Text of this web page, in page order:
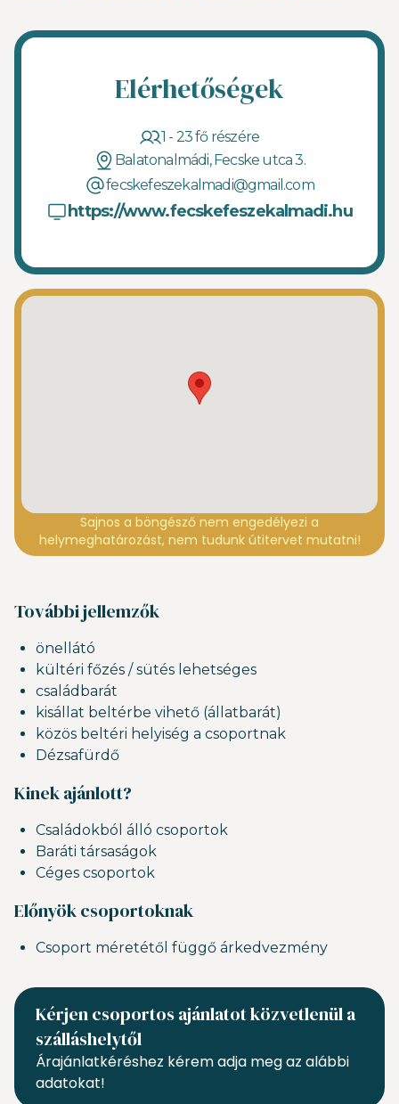
Elérhetőségek
1 - 23 fő részére
Balatonalmádi, Fecske utca 3.
fecskefeszekalmadi@gmail.com
https://www.fecskefeszekalmadi.hu
Sajnos a böngésző nem engedélyezi a
helymeghatározást, nem tudunk útitervet mutatni!
További jellemzők
önellátó
kültéri főzés / sütés lehetséges
családbarát
kisállat beltérbe vihető (állatbarát)
közös beltéri helyiség a csoportnak
Dézsafürdő
Kinek ajánlott?
Családokból álló csoportok
Baráti társaságok
Céges csoportok
Előnyök csoportoknak
Csoport méretétől függő árkedvezmény
Kérjen csoportos ajánlatot közvetlenül a
szálláshelytől
Árajánlatkéréshez kérem adja meg az alábbi
adatokat!